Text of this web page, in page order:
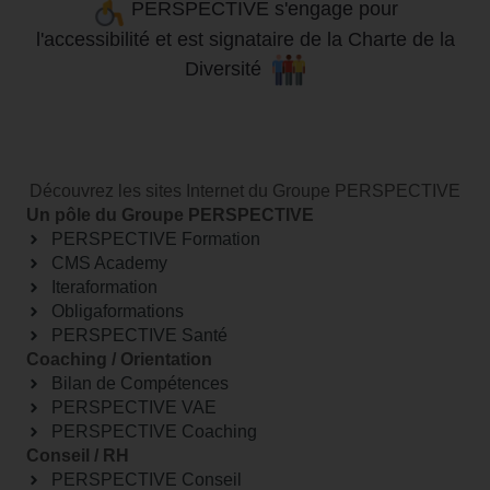
PERSPECTIVE s'engage pour
l'accessibilité et est signataire de la Charte de la
Diversité
Découvrez les sites Internet du Groupe PERSPECTIVE
Un pôle du Groupe PERSPECTIVE
PERSPECTIVE Formation
CMS Academy
Iteraformation
Obligaformations
PERSPECTIVE Santé
Coaching / Orientation
Bilan de Compétences
PERSPECTIVE VAE
PERSPECTIVE Coaching
Conseil / RH
PERSPECTIVE Conseil